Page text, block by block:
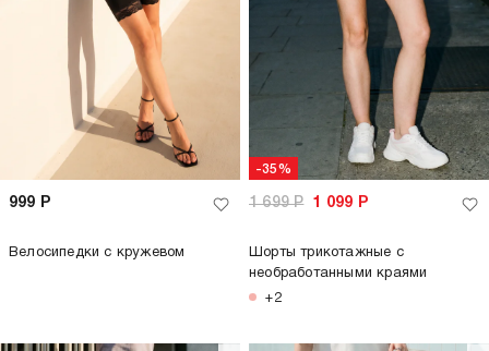
999 Р
Велосипедки с кружевом
-35%
1 699Р 1 099 Р
Шорты трикотажные с
необработанными краями
+2